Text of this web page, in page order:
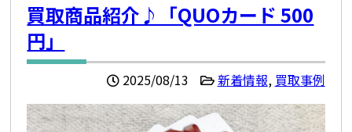
買取商品紹介♪「QUOカード 500
円」
2025/08/13 新着情報, 買取事例